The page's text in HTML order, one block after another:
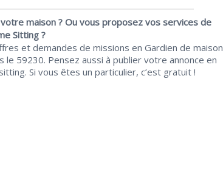
maison ? Ou vous proposez vos services de
Sitting ?
et demandes de missions en Gardien de maison
59230. Pensez aussi à publier votre annonce en
Si vous êtes un particulier, c’est gratuit !